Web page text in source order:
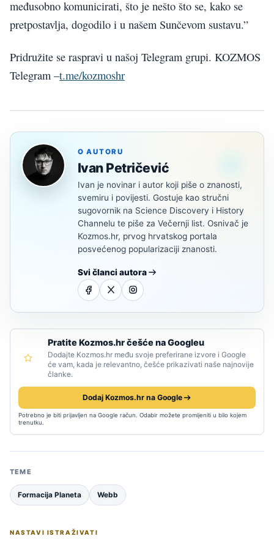
međusobno komunicirati, što je nešto što se, kako se
pretpostavlja, dogodilo i u našem Sunčevom sustavu.”
Pridružite se raspravi u našoj Telegram grupi. KOZMOS
Telegram –t.me/kozmoshr
O AUTORU
Ivan Petričević
Ivan je novinar i autor koji piše o znanosti,
svemiru i povijesti. Gostuje kao stručni
sugovornik na Science Discovery i History
Channelu te piše za Večernji list. Osnivač je
Kozmos.hr, prvog hrvatskog portala
posvećenog popularizaciji znanosti.
Svi članci autora
Pratite Kozmos.hr češće na Googleu
Dodajte Kozmos.hr među svoje preferirane izvore i Google
će vam, kada je relevantno, češće prikazivati naše najnovije
članke.
Dodaj Kozmos.hr na Google
Potrebno je biti prijavljen na Google račun. Odabir možete promijeniti u bilo kojem
trenutku.
TEME
Formacija Planeta Webb
NASTAVI ISTRAŽIVATI